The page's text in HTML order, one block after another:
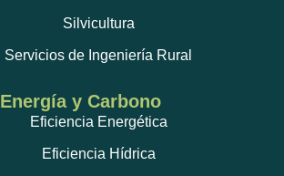
Silvicultura
Servicios de Ingeniería Rural
Energía y Carbono
Eficiencia Energética
Eficiencia Hídrica